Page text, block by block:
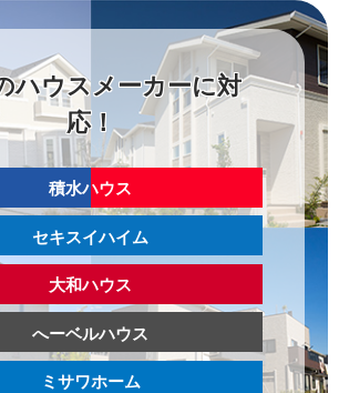
ハウスメーカーに対
応！
積水ハウス
セキスイハイム
大和ハウス
へーベルハウス
ミサワホーム